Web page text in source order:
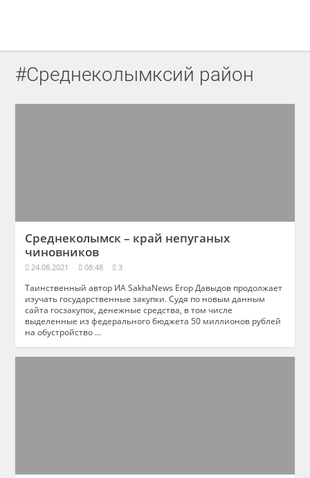
#Среднеколымксий район
Среднеколымск – край непуганых
чиновников
24.08.2021 08:48 3
Таинственный автор ИА SakhaNews Егор Давыдов продолжает
изучать государственные закупки. Судя по новым данным
сайта госзакупок, денежные средства, в том числе
выделенные из федерального бюджета 50 миллионов рублей
на обустройство ...